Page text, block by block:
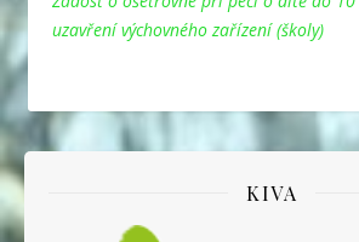
uzavření výchovného zařízení (školy)
KIVA